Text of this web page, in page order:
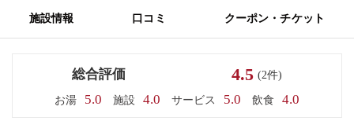
施設情報 口コミ クーポン・チケット
総合評価 4.5 (2件)
お湯 5.0 施設 4.0 サービス 5.0 飲食 4.0